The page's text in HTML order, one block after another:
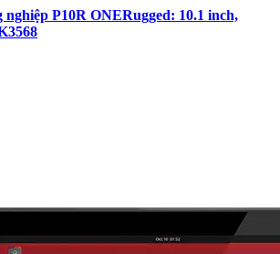
P10R ONERugged: 10.1 inch,